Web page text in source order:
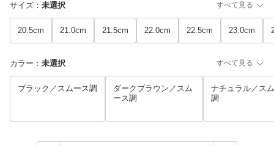
サイズ ： 未選択 すべて見る
20.5cm 21.0cm 21.5cm 22.0cm 22.5cm 23.0cm
カラー ： 未選択 すべて見る
ブラック／スムース調
ダークブラウン／スム
ース調
ナチュラル／ス
調